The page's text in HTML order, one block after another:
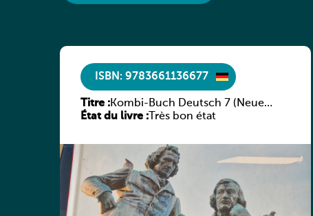
ISBN: 9783661136677
Titre :Kombi-Buch Deutsch 7 (Neue
Ausgabe Luxemburg)
État du livre : Très bon état